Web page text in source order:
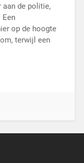
aan de politie,
Een
op de hoogte
terwijl een